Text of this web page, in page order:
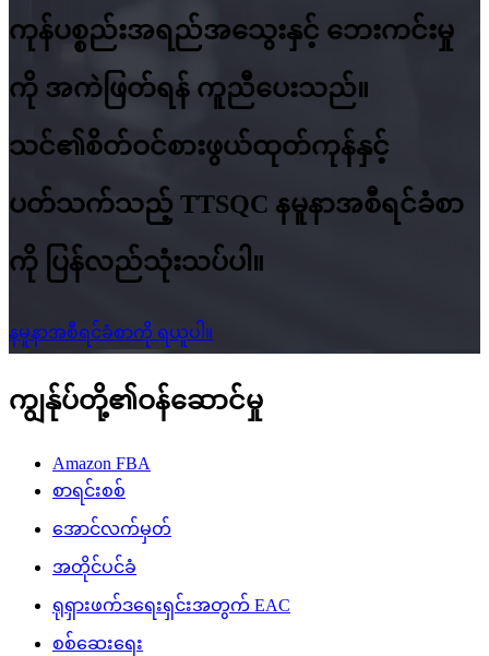
ကုန်ပစ္စည်းအရည်အသွေးနှင့် ဘေးကင်းမှု
ကို အကဲဖြတ်ရန် ကူညီပေးသည်။
သင်၏စိတ်ဝင်စားဖွယ်ထုတ်ကုန်နှင့်
ပတ်သက်သည့် TTSQC နမူနာအစီရင်ခံစာ
ကို ပြန်လည်သုံးသပ်ပါ။
နမူနာအစီရင်ခံစာကို ရယူပါ။
ကျွန်ုပ်တို့၏ဝန်ဆောင်မှု
Amazon FBA
စာရင်းစစ်
အောင်လက်မှတ်
အတိုင်ပင်ခံ
ရုရှားဖက်ဒရေးရှင်းအတွက် EAC
စစ်ဆေးရေး